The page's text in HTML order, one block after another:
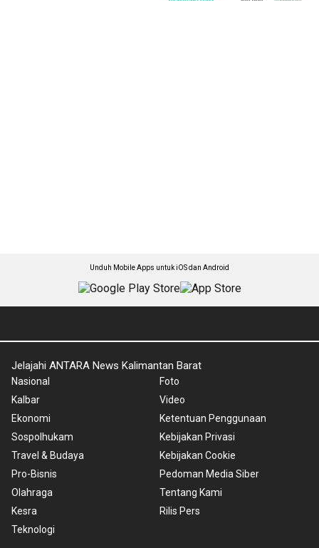
Unduh Mobile Apps untuk iOS dan Android
Jelajahi ANTARA News Kalimantan Barat
Nasional
Kalbar
Ekonomi
Sospolhukam
Travel & Budaya
Pro-Bisnis
Olahraga
Kesra
Teknologi
Foto
Video
Ketentuan Penggunaan
Kebijakan Privasi
Kebijakan Cookie
Pedoman Media Siber
Tentang Kami
Rilis Pers